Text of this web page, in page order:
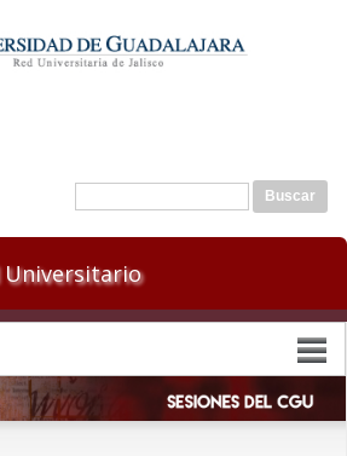
contenido
principal
Formulario de búsqueda
Buscar
Universitario